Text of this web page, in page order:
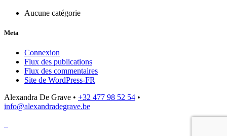
Aucune catégorie
Meta
Connexion
Flux des publications
Flux des commentaires
Site de WordPress-FR
Alexandra De Grave • +32 477 98 52 54 •
info@alexandradegrave.be